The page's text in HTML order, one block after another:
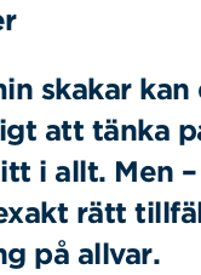
skakar kan
att tänka
i allt. Men
rätt
på allvar.